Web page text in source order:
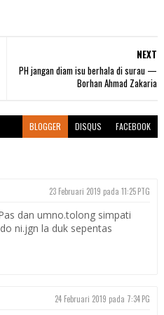
NEXT
PH jangan diam isu berhala di surau —
Borhan Ahmad Zakaria
BLOGGER DISQUS FACEBOOK
23 Februari 2019 pada 11:25 PTG
dan umno.tolong simpati
ni.jgn la duk sepentas
24 Februari 2019 pada 7:34 PG